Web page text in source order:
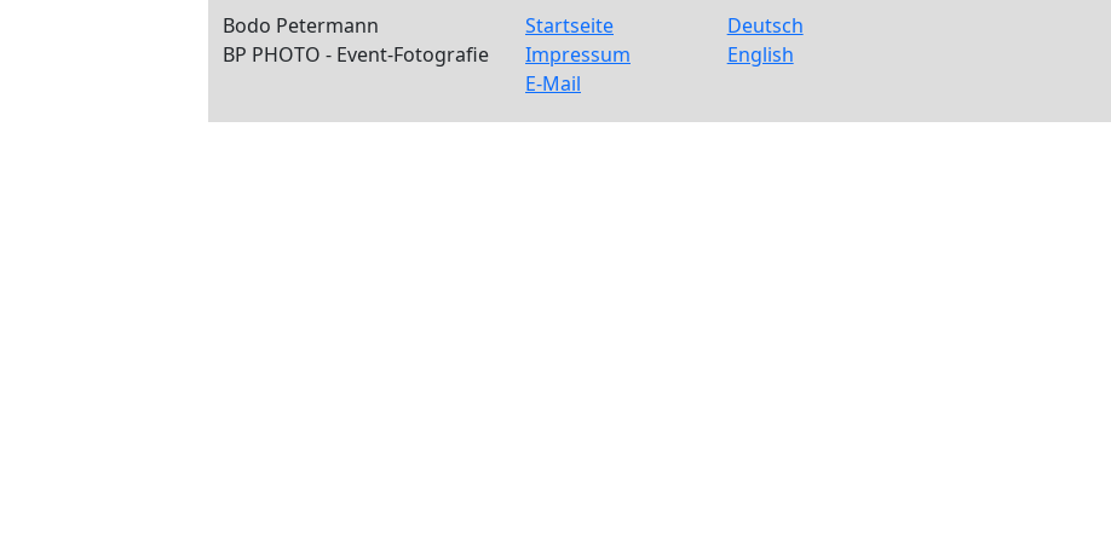
Bodo Petermann
BP PHOTO - Event-Fotografie
Startseite
Impressum
E-Mail
Deutsch
English